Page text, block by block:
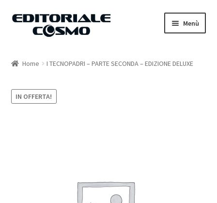
Vai
Vai
Menù
Carrello
Home I TECNOPADRI – PARTE SECONDA – EDIZIONE DELUXE
IN OFFERTA!